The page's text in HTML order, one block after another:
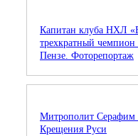
Капитан клуба НХЛ
трехкратный
Пензе. Фоторепортаж
Митрополит Серафим
Крещения Руси